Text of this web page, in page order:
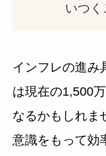
いつく
インフレの進み
は現在の1,500
なるかもしれま
意識をもって効